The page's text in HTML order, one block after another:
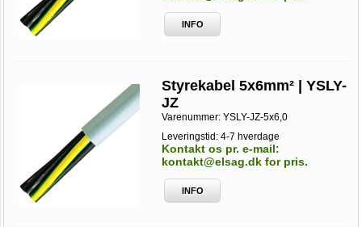
INFO
Styrekabel 5x6mm² | YSLY-
JZ
Varenummer:YSLY-JZ-5x6,0
Leveringstid: 4-7 hverdage
Kontakt os pr. e-mail:
kontakt@elsag.dk for pris.
INFO